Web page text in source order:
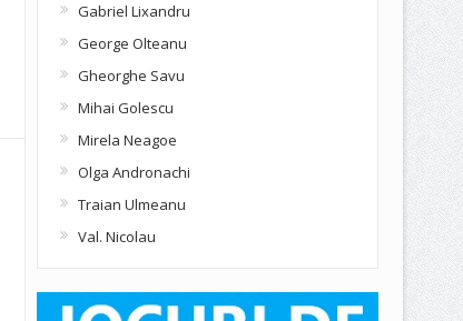
Gabriel Lixandru
George Olteanu
Gheorghe Savu
Mihai Golescu
Mirela Neagoe
Olga Andronachi
Traian Ulmeanu
Val. Nicolau